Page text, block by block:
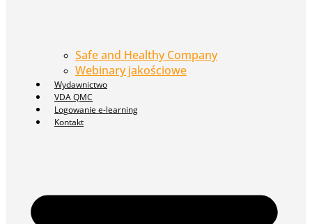
Safe and Healthy Company
Webinary jakościowe
Wydawnictwo
VDA QMC
Logowanie e-learning
Kontakt